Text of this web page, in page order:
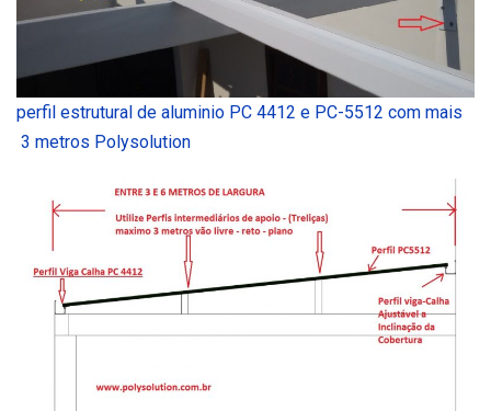
perfil estrutural de aluminio PC 4412 e PC-5512 com mais
3 metros Polysolution